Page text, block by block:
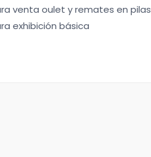
venta oulet y remates en pilas
exhibición básica